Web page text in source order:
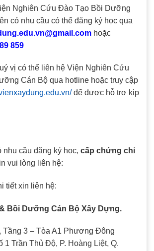
Nghiên Cứu Đào Tạo Bồi Dưỡng
có nhu cầu có thể đăng ký học qua
hoặc
859
vị có thể liên hệ Viện Nghiên Cứu
Cán Bộ qua hotline hoặc truy cập
để được hỗ trợ kịp
nhu cầu đăng ký học, cấp chứng chỉ
vui lòng liên hệ:
tiết xin liên hệ:
Bồi Dưỡng Cán Bộ Xây Dựng.
Tầng 3 – Tòa A1 Phương Đông
1 Trần Thủ Độ, P. Hoàng Liệt, Q.